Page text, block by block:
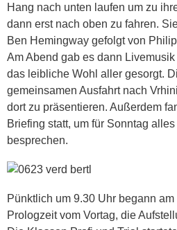
Hang nach unten laufen um zu
dann erst nach oben zu fahren.
Ben Hemingway gefolgt von
Am Abend gab es dann
das leibliche Wohl aller gesorgt.
gemeinsamen Ausfahrt nach
dort zu präsentieren. Außerdem
Briefing statt, um für Sonntag
besprechen.
Pünktlich um 9.30 Uhr begann
Prologzeit vom Vortag, die